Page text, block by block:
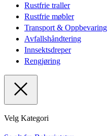
Rustfrie traller
Rustfrie møbler
Transport & Oppbevaring
Avfallshåndtering
Innsektsdreper
Rengjøring
Velg Kategori